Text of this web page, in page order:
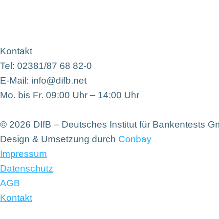
Kontakt
Tel: 02381/87 68 82-0
E-Mail: info@difb.net
Mo. bis Fr. 09:00 Uhr – 14:00 Uhr
© 2026 DIfB – Deutsches Institut für Bankentests
Design & Umsetzung durch Conbay
Impressum
Datenschutz
AGB
Kontakt